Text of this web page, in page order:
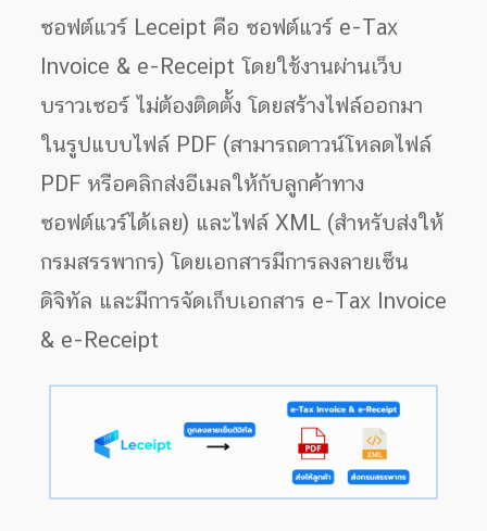
ซอฟต์แวร์ Leceipt คือ ซอฟต์แวร์ e-Tax
Invoice & e-Receipt โดยใช้งานผ่านเว็บ
บราวเซอร์ ไม่ต้องติดตั้ง โดยสร้างไฟล์ออกมา
ในรูปแบบไฟล์ PDF (สามารถดาวน์โหลดไฟล์
PDF หรือคลิกส่งอีเมลให้กับลูกค้าทาง
ซอฟต์แวร์ได้เลย) และไฟล์ XML (สำหรับส่งให้
กรมสรรพากร) โดยเอกสารมีการลงลายเซ็น
ดิจิทัล และมีการจัดเก็บเอกสาร e-Tax Invoice
& e-Receipt